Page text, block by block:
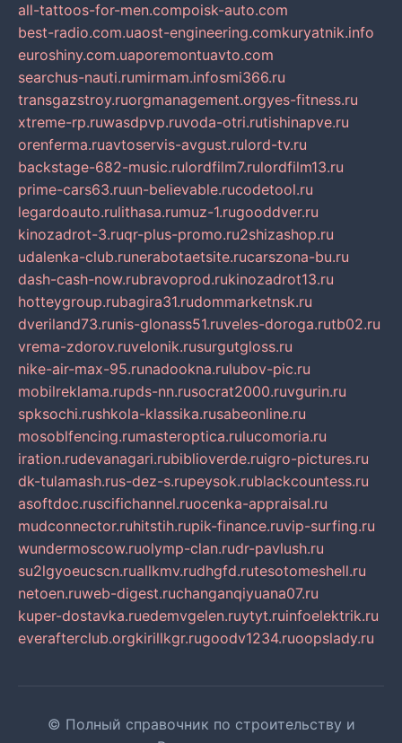
all-tattoos-for-men.compoisk-auto.com
best-radio.com.uaost-engineering.comkuryatnik.info
euroshiny.com.uaporemontuavto.com
searchus-nauti.rumirmam.infosmi366.ru
transgazstroy.ruorgmanagement.orgyes-fitness.ru
xtreme-rp.ruwasdpvp.ruvoda-otri.rutishinapve.ru
orenferma.ruavtoservis-avgust.rulord-tv.ru
backstage-682-music.rulordfilm7.rulordfilm13.ru
prime-cars63.ruun-believable.rucodetool.ru
legardoauto.rulithasa.rumuz-1.rugooddver.ru
kinozadrot-3.ruqr-plus-promo.ru2shizashop.ru
udalenka-club.runerabotaetsite.rucarszona-bu.ru
dash-cash-now.rubravoprod.rukinozadrot13.ru
hotteygroup.rubagira31.rudommarketnsk.ru
dveriland73.runis-glonass51.ruveles-doroga.rutb02.ru
vrema-zdorov.ruvelonik.rusurgutgloss.ru
nike-air-max-95.runadookna.rulubov-pic.ru
mobilreklama.rupds-nn.rusocrat2000.ruvgurin.ru
spksochi.rushkola-klassika.rusabeonline.ru
mosoblfencing.rumasteroptica.rulucomoria.ru
iration.rudevanagari.rubiblioverde.ruigro-pictures.ru
dk-tulamash.rus-dez-s.rupeysok.rublackcountess.ru
asoftdoc.ruscifichannel.ruocenka-appraisal.ru
mudconnector.ruhitstih.rupik-finance.ruvip-surfing.ru
wundermoscow.ruolymp-clan.rudr-pavlush.ru
su2lgyoeucscn.ruallkmv.rudhgfd.rutesotomeshell.ru
netoen.ruweb-digest.ruchanganqiyuana07.ru
kuper-dostavka.ruedemvgelen.ruytyt.ruinfoelektrik.ru
everafterclub.orgkirillkgr.rugoodv1234.ruoopslady.ru
© Полный справочник по строительству и